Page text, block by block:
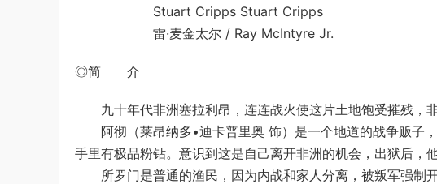
Stuart Cripps Stuart Cripps
雷·麦金太尔 / Ray McIntyre Jr.
◎简 介
九十年代非洲塞拉利昂，连连战火使这片土地饱受摧残，非
阿彻（莱昂纳多•迪卡普里奥 饰）是一个地道的战争贩子
手里有极品粉钻。意识到这是自己离开非洲的机会，出狱后，
所罗门是普通的渔民，因为内战和家人分离，被叛军强制